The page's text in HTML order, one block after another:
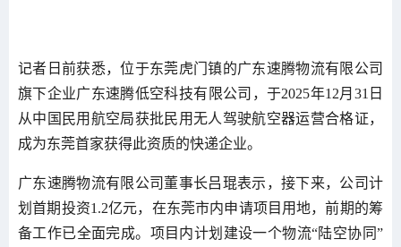
记者日前获悉，位于东莞虎门镇的广东速腾物流有限公司
旗下企业广东速腾低空科技有限公司，于2025年12月31日
从中国民用航空局获批民用无人驾驶航空器运营合格证，
成为东莞首家获得此资质的快递企业。
广东速腾物流有限公司董事长吕琨表示，接下来，公司计
划首期投资1.2亿元，在东莞市内申请项目用地，前期的筹
备工作已全面完成。项目内计划建设一个物流“陆空协同”